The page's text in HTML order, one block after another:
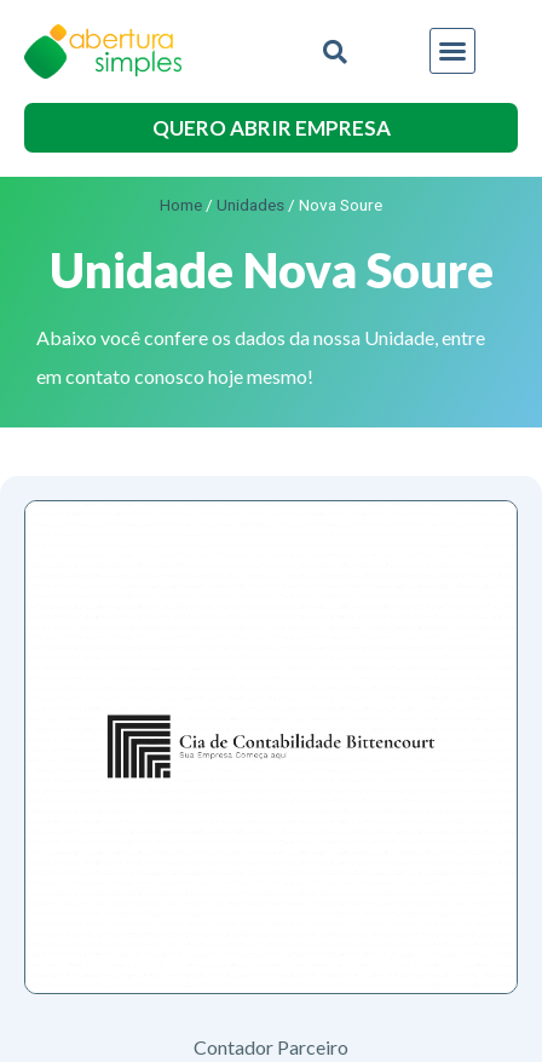
QUERO ABRIR EMPRESA
Home / Unidades / Nova Soure
Unidade Nova Soure
Abaixo você confere os dados da nossa Unidade, entre
em contato conosco hoje mesmo!
Contador Parceiro